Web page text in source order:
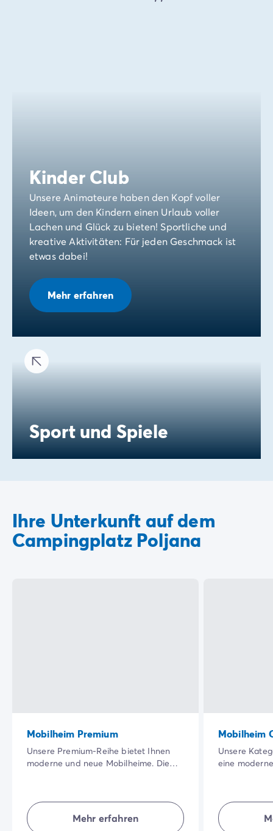
Kinder Club
Unsere Animateure haben den Kopf voller
Ideen, um den Kindern einen Urlaub voller
Lachen und Glück zu bieten! Sportliche und
kreative Aktivitäten: Für jeden Geschmack ist
etwas dabei!
Mehr erfahren
Sport und Spiele
Ihre Unterkunft auf dem
Campingplatz Poljana
Mobilheim Premium
Unsere Premium-Reihe bietet Ihnen
moderne und neue Mobilheime. Die
Qualität der Innenausstattung werden
Ihren Urlaub noch angenehmer
machen.
Mehr erfahren
Mobilheim
Unsere
eine
Unterkünfte
für einen